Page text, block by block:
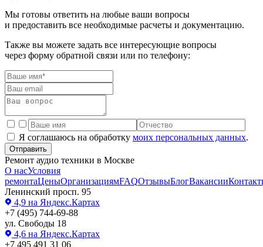
Мы готовы ответить на любые ваши вопросы
и предоставить все необходимые расчеты и документацию.
Также вы можете задать все интересующие вопросы
через форму обратной связи или по телефону:
Я соглашаюсь на обработку моих персональных данных.
Отправить
Ремонт аудио техники в Москве
О насУсловия
ремонтаЦеныОрганизациямFAQОтзывыБлогВакансии
Ленинский просп. 95
4,9 на Яндекс.Картах
+7 (495) 744-69-88
ул. Свободы 18
4,6 на Яндекс.Картах
+7 495 491 31 06